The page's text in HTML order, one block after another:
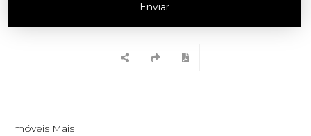
Enviar
Imóveis Mais